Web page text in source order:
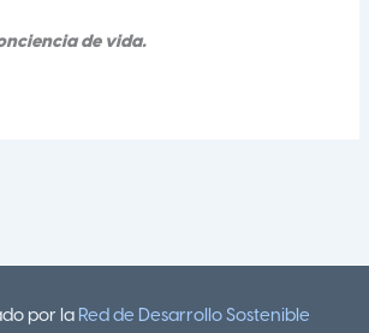
conciencia de vida.
por la Red de Desarrollo Sostenible